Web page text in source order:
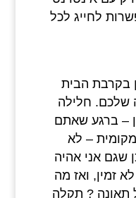
לחייג לכל
בקרבת הבית
שלכם. חלילה
– ברגע שאתם
– לא
שגם אני אהיה
זמין, ואז מה
תאונה ? תקלה